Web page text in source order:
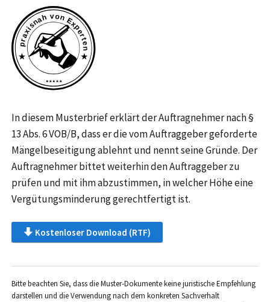
In diesem Musterbrief erklärt der Auftragnehmer nach §
13 Abs. 6 VOB/B, dass er die vom Auftraggeber geforderte
Mängelbeseitigung ablehnt und nennt seine Gründe. Der
Auftragnehmer bittet weiterhin den Auftraggeber zu
prüfen und mit ihm abzustimmen, in welcher Höhe eine
Vergütungsminderung gerechtfertigt ist.
Kostenloser Download (RTF)
Bitte beachten Sie, dass die Muster-Dokumente keine juristische Empfehlung
darstellen und die Verwendung nach dem konkreten Sachverhalt